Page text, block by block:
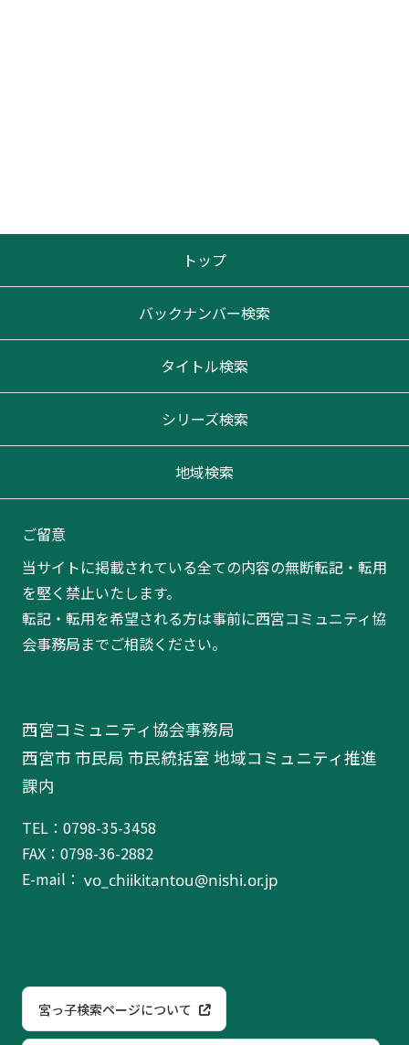
トップ
バックナンバー検索
タイトル検索
シリーズ検索
地域検索
ご留意
当サイトに掲載されている全ての内容の無断転記・転用
を堅く禁止いたします。
転記・転用を希望される方は事前に西宮コミュニティ協
会事務局までご相談ください。
西宮コミュニティ協会事務局
西宮市 市民局 市民統括室 地域コミュニティ推進
課内
TEL：0798-35-3458
FAX：0798-36-2882
E-mail：
宮っ子検索ページについて